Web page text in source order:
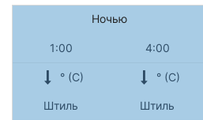
Ночью
1:00 4:00
° (С) ° (С)
Штиль Штиль